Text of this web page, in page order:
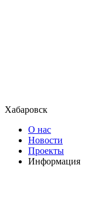
Хабаровск
О нас
Новости
Проекты
Информация